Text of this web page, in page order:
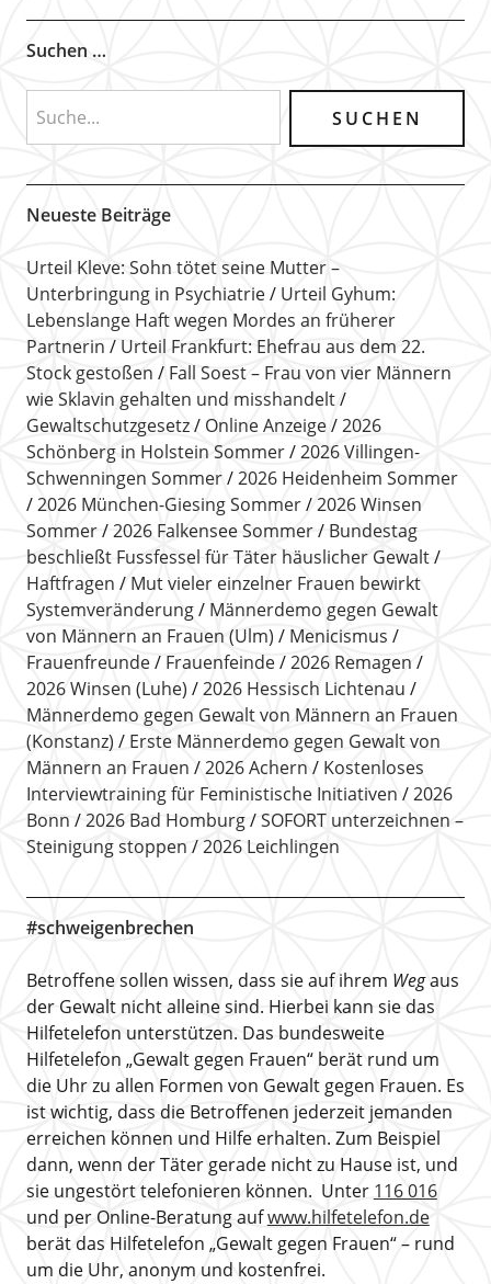
Suchen …
Neueste Beiträge
Urteil Kleve: Sohn tötet seine Mutter –
Unterbringung in Psychiatrie
Urteil Gyhum:
Lebenslange Haft wegen Mordes an früherer
Partnerin
Urteil Frankfurt: Ehefrau aus dem 22.
Stock gestoßen
Fall Soest – Frau von vier Männern
wie Sklavin gehalten und misshandelt
Gewaltschutzgesetz
Online Anzeige
2026
Schönberg in Holstein Sommer
2026 Villingen-
Schwenningen Sommer
2026 Heidenheim Sommer
2026 München-Giesing Sommer
2026 Winsen
Sommer
2026 Falkensee Sommer
Bundestag
beschließt Fussfessel für Täter häuslicher Gewalt
Haftfragen
Mut vieler einzelner Frauen bewirkt
Systemveränderung
Männerdemo gegen Gewalt
von Männern an Frauen (Ulm)
Menicismus
Frauenfreunde
Frauenfeinde
2026 Remagen
2026 Winsen (Luhe)
2026 Hessisch Lichtenau
Männerdemo gegen Gewalt von Männern an Frauen
(Konstanz)
Erste Männerdemo gegen Gewalt von
Männern an Frauen
2026 Achern
Kostenloses
Interviewtraining für Feministische Initiativen
2026
Bonn
2026 Bad Homburg
SOFORT unterzeichnen –
Steinigung stoppen
2026 Leichlingen
#schweigenbrechen
Betroffene sollen wissen, dass sie auf ihrem Wegaus
der Gewalt nicht alleine sind. Hierbei kann sie das
Hilfetelefon unterstützen. Das bundesweite
Hilfetelefon „Gewalt gegen Frauen“ berät rund um
die Uhr zu allen Formen von Gewalt gegen Frauen. Es
ist wichtig, dass die Betroffenen jederzeit jemanden
erreichen können und Hilfe erhalten. Zum Beispiel
dann, wenn der Täter gerade nicht zu Hause ist, und
sie ungestört telefonieren können. Unter 116 016
und per Online-Beratung aufwww.hilfetelefon.de
berät das Hilfetelefon „Gewalt gegen Frauen“ – rund
um die Uhr, anonym und kostenfrei.